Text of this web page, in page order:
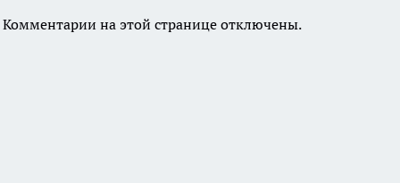
Комментарии на этой странице отключены.